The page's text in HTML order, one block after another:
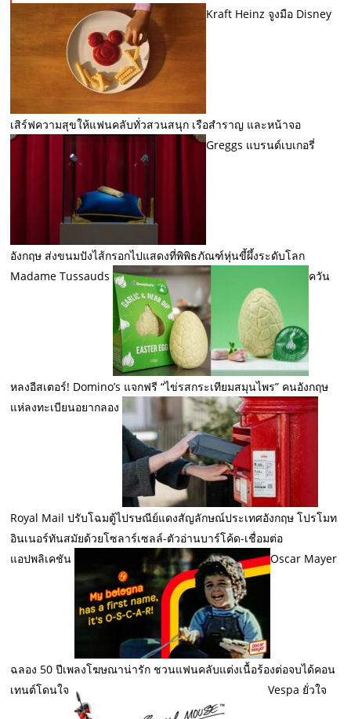
Kraft Heinz จูงมือ Disney
เสิร์ฟความสุขให้แฟนคลับทั่วสวนสนุก เรือสำราญ และหน้าจอ
Greggs แบรนด์เบเกอรี่
อังกฤษ ส่งขนมปังไส้กรอกไปแสดงที่พิพิธภัณฑ์หุ่นขี้ผึ้งระดับโลก
Madame Tussauds
ควัน
หลงอีสเตอร์! Domino’s แจกฟรี “ไข่รสกระเทียมสมุนไพร” คนอังกฤษ
แห่ลงทะเบียนอยากลอง
Royal Mail ปรับโฉมตู้ไปรษณีย์แดงสัญลักษณ์ประเทศอังกฤษ โปรโมท
อินเนอร์ทันสมัยด้วยโซลาร์เซลล์-ตัวอ่านบาร์โค้ด-เชื่อมต่อ
แอปพลิเคชัน
Oscar Mayer
ฉลอง 50 ปีเพลงโฆษณาน่ารัก ชวนแฟนคลับแต่งเนื้อร้องต่อจบได้คอน
เทนต์โดนใจ
Vespa ยั่วใจ